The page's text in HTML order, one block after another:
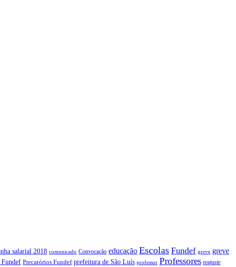
salarial 2018 comunicado Convocação educação Escolas Fundef greve greve
Fundef Precatórios Fundef prefeitura de São Luís professor Professores reajuste